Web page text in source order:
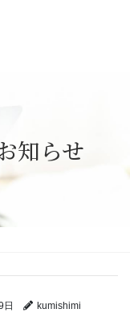
知らせ
日 kumishimi